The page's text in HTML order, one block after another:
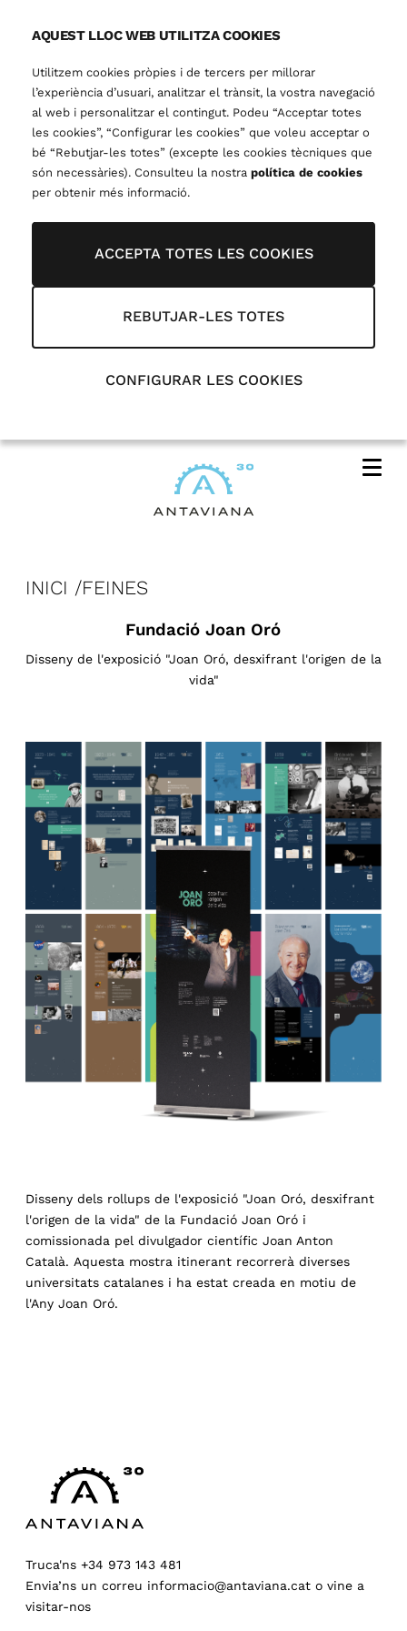
AQUEST LLOC WEB UTILITZA COOKIES
Utilitzem cookies pròpies i de tercers per millorar
l’experiència d’usuari, analitzar el trànsit, la vostra navegació
al web i personalitzar el contingut. Podeu “Acceptar totes
les cookies”, “Configurar les cookies” que voleu acceptar o
bé “Rebutjar-les totes” (excepte les cookies tècniques que
són necessàries). Consulteu la nostra política de cookies
per obtenir més informació.
ACCEPTA TOTES LES COOKIES
REBUTJAR-LES TOTES
CONFIGURAR LES COOKIES
INICI FEINES
Fundació Joan Oró
Disseny de l'exposició "Joan Oró, desxifrant l'origen de la
vida"
Disseny dels rollups de l'exposició "Joan Oró, desxifrant
l'origen de la vida" de la Fundació Joan Oró i
comissionada pel divulgador científic Joan Anton
Català. Aquesta mostra itinerant recorrerà diverses
universitats catalanes i ha estat creada en motiu de
l'Any Joan Oró.
Truca'ns +34 973 143 481
Envia’ns un correu informacio@antaviana.cat o vine a
visitar-nos